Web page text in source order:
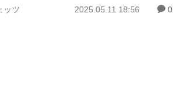
ッツ 2025.05.11 18:56 0